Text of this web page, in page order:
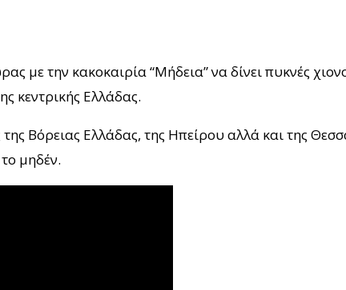
με την κακοκαιρία “Μήδεια” να δίνει πυκνές
κεντρικής Ελλάδας.
Βόρειας Ελλάδας, της Ηπείρου αλλά και της
μηδέν.